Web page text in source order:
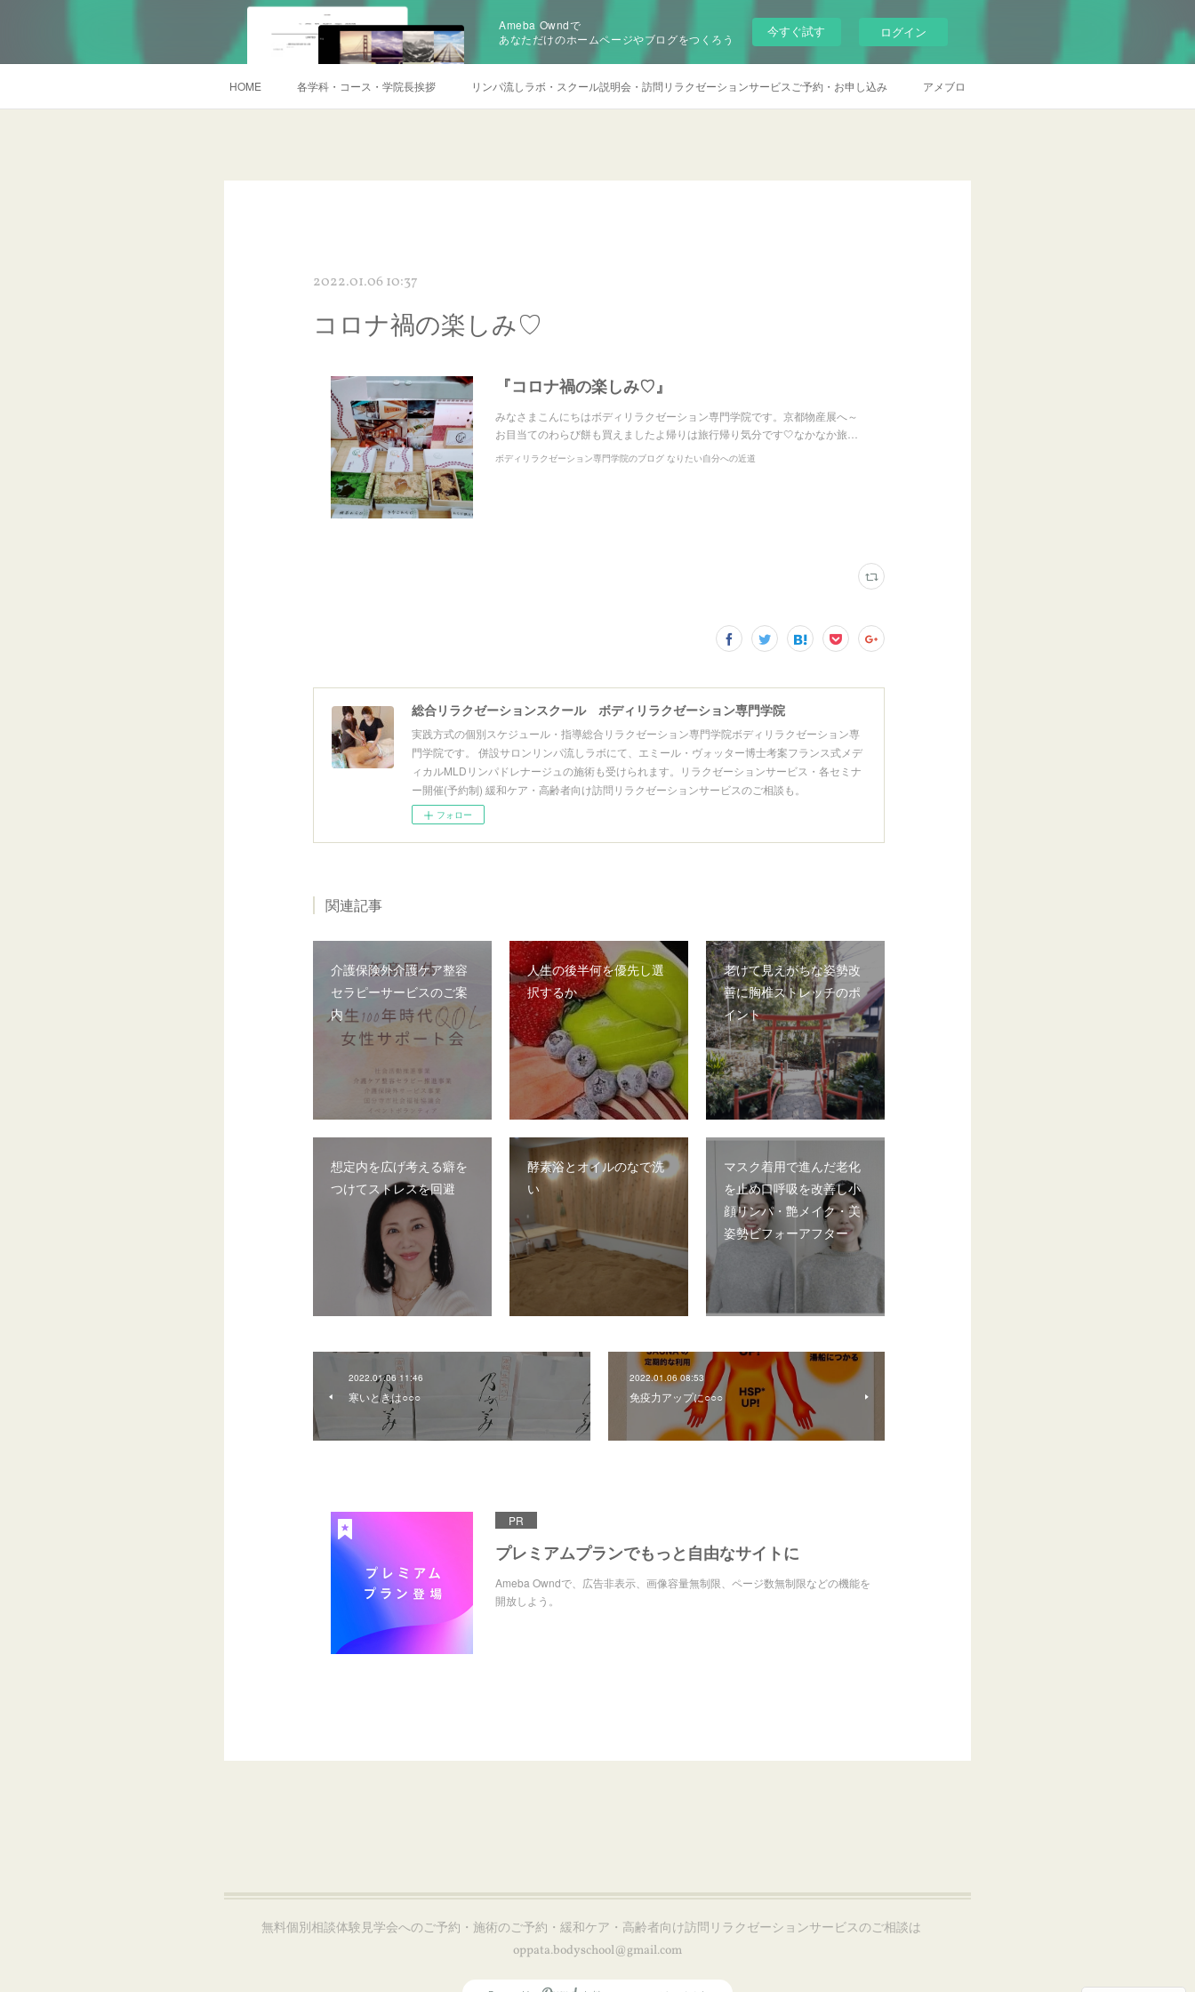
Ameba Owndで
あなただけのホームページやブログをつくろう
今すぐ試す ログイン
HOME 各学科・コース・学院長挨拶 リンパ流しラボ・スクール説明会・訪問リラクゼーションサービスご予約・お申し込み アメブロ
2022.01.06 10:37
コロナ禍の楽しみ♡
『コロナ禍の楽しみ♡』
みなさまこんにちはボディリラクゼーション専門学院です。京都物産展へ～
お目当てのわらび餅も買えましたよ帰りは旅行帰り気分です🤍なかなか旅…
ボディリラクゼーション専門学院のブログ なりたい自分への近道
総合リラクゼーションスクール ボディリラクゼーション専門学院
実践方式の個別スケジュール・指導総合リラクゼーション専門学院ボディリラクゼーション専
門学院です。 併設サロンリンパ流しラボにて、エミール・ヴォッター博士考案フランス式メデ
ィカルMLDリンパドレナージュの施術も受けられます。リラクゼーションサービス・各セミナ
ー開催(予約制) 緩和ケア・高齢者向け訪問リラクゼーションサービスのご相談も。
フォロー
関連記事
介護保険外介護ケア整容
セラピーサービスのご案
内
人生の後半何を優先し選
択するか
老けて見えがちな姿勢改
善に胸椎ストレッチのポ
イント
想定内を広げ考える癖を
つけてストレスを回避
酵素浴とオイルのなで洗
い
マスク着用で進んだ老化
を止め口呼吸を改善し小
顔リンパ・艶メイク・美
姿勢ビフォーアフター
2022.01.06 11:46
寒いときは○○○
2022.01.06 08:53
免疫力アップに○○○
PR
プレミアムプランでもっと自由なサイトに
Ameba Owndで、広告非表示、画像容量無制限、ページ数無制限などの機能を
開放しよう。
無料個別相談体験見学会へのご予約・施術のご予約・緩和ケア・高齢者向け訪問リラクゼーションサービスのご相談は
oppata.bodyschool@gmail.com